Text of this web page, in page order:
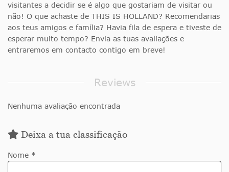
visitantes a decidir se é algo que gostariam de visitar ou
não! O que achaste de THIS IS HOLLAND? Recomendarias
aos teus amigos e família? Havia fila de espera e tiveste de
esperar muito tempo? Envia as tuas avaliações e
entraremos em contacto contigo em breve!
Reviews
Nenhuma avaliação encontrada
Deixa a tua classificação
Nome *